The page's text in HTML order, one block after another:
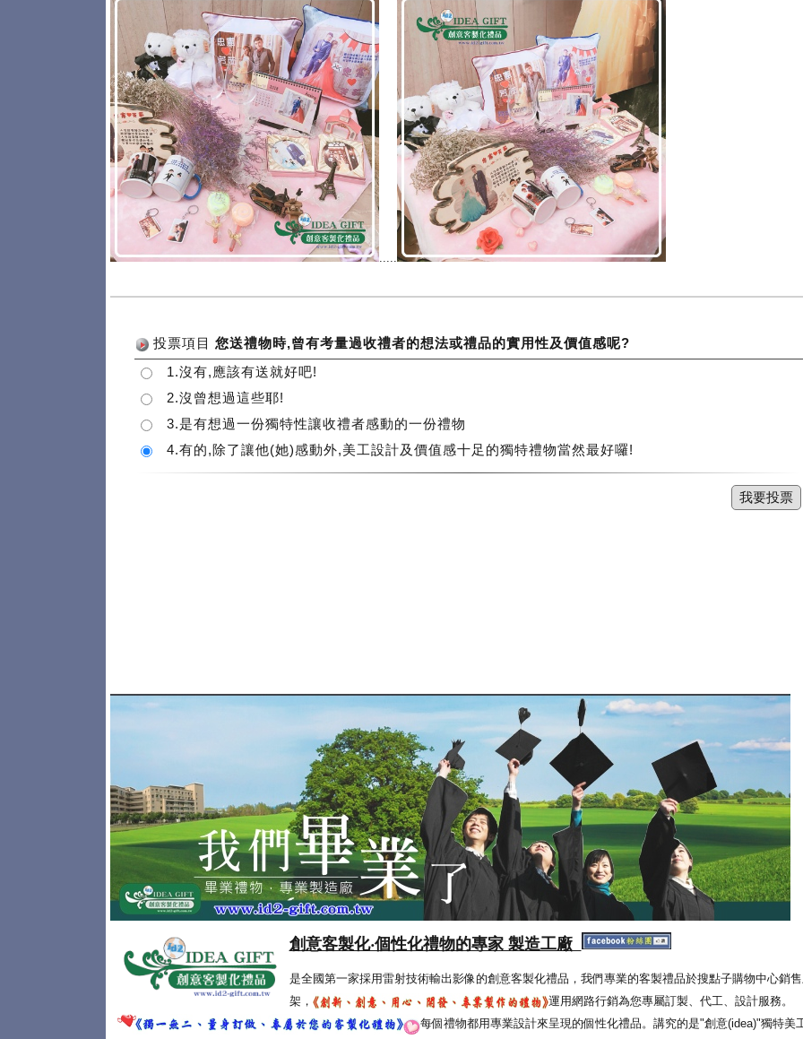
.....
創意客製化‧個性化禮物的專家 製造工廠
是全國第一家採用雷射技術輸出影像的創意客製化禮品，我們專業的客製禮品於搜點子購物中心銷
架，
運用網路行銷為您專屬訂製、代工、設計服務。
每個禮物都用專業設計來呈現的個性化禮品。講究的是"創意(idea)"獨特美